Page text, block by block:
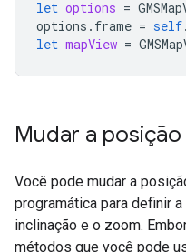
let options =
options . frame = self.
let mapView =
Mudar a
Você pode mudar a
programática para definir
inclinação e o zoom.
métodos que você pode